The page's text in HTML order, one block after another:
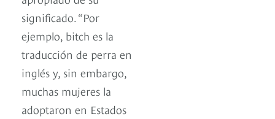
significado. “Por
ejemplo, bitch es la
traducción de perra en
inglés y, sin embargo,
muchas mujeres la
adoptaron en Estados